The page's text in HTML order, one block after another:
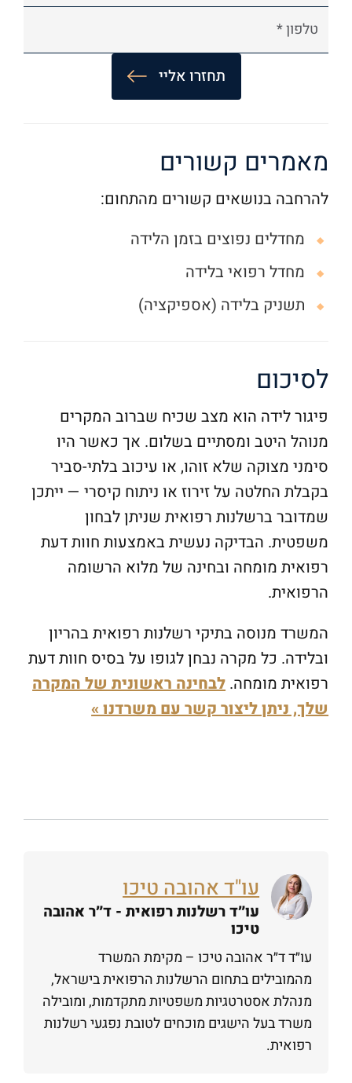
מאמרים קשורים
להרחבה בנושאים קשורים מהתחום:
מחדלים נפוצים בזמן הלידה
מחדל רפואי בלידה
תשניק בלידה (אספיקציה)
לסיכום
פיגור לידה הוא מצב שכיח שברוב המקרים
מנוהל היטב ומסתיים בשלום. אך כאשר היו
סימני מצוקה שלא זוהו, או עיכוב בלתי-סביר
בקבלת החלטה על זירוז או ניתוח קיסרי — ייתכן
שמדובר ברשלנות רפואית שניתן לבחון
משפטית. הבדיקה נעשית באמצעות חוות דעת
רפואית מומחה ובחינה של מלוא הרשומה
הרפואית.
המשרד מנוסה בתיקי רשלנות רפואית בהריון
ובלידה. כל מקרה נבחן לגופו על בסיס חוות דעת
רפואית מומחה. לבחינה ראשונית של המקרה
שלך, ניתן ליצור קשר עם משרדנו »
עו"ד אהובה טיכו
עו״ד רשלנות רפואית - ד״ר אהובה
טיכו
עו״ד ד״ר אהובה טיכו – מקימת המשרד
מהמובילים בתחום הרשלנות הרפואית בישראל,
מנהלת אסטרטגיות משפטיות מתקדמות, ומובילה
משרד בעל הישגים מוכחים לטובת נפגעי רשלנות
רפואית.